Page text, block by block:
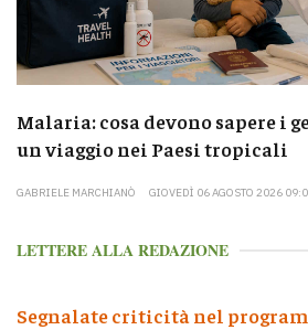
Malaria: cosa devono sapere i
un viaggio nei Paesi tropicali
GABRIELE MARCHIANÒ GIOVEDÌ 06 AGOSTO 2026
LETTERE ALLA REDAZIONE
Segnalate criticità nel